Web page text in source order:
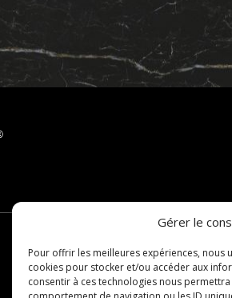
Gérer le
Pour offrir les meilleures expériences, nous
cookies pour stocker et/ou accéder aux
consentir à ces technologies nous